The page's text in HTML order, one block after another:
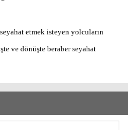
etmek isteyen yolcuların
ve dönüşte beraber seyahat